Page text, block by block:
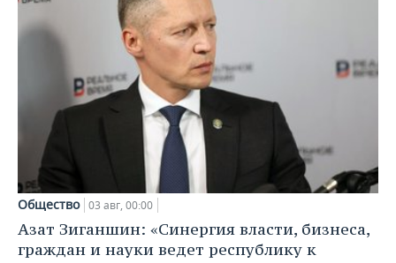
Общество 03 авг, 00:00
Азат Зиганшин: «Синергия власти, бизнеса,
граждан и науки ведет республику к